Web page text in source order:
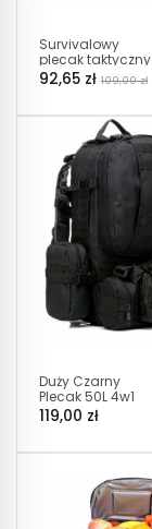
Survivalowy
plecak taktyczny
60L Czarny (I309)
92,65 zł 109,00 zł
Duży Czarny
Plecak 50L 4w1
Taktyczny
Wojskowy (I183)
119,00 zł